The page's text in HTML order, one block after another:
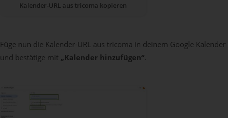
Kalender-URL aus tricoma kopieren
Füge nun die Kalender-URL aus tricoma in deinem Google
und bestätige mit „Kalender hinzufügen“